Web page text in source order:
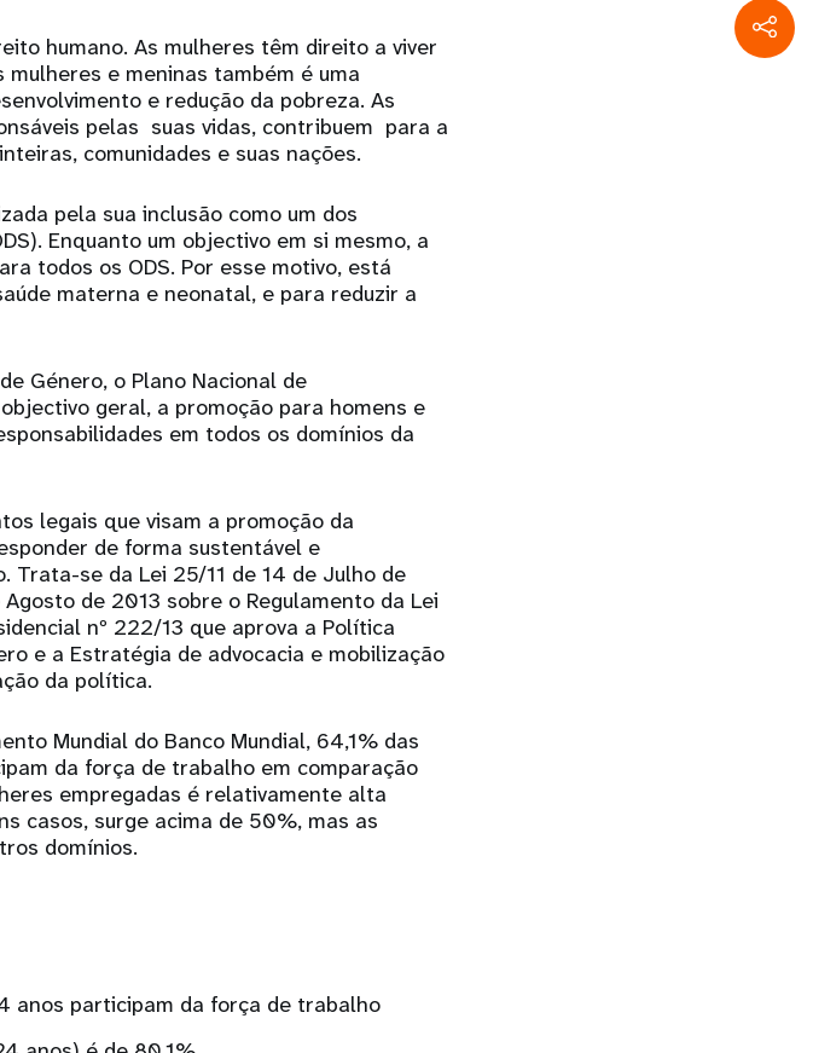
humano. As mulheres têm direito a viver
e meninas também é uma
e redução da pobreza. As
pelas suas vidas, contribuem para a
comunidades e suas nações.
pela sua inclusão como um dos
Enquanto um objectivo em si mesmo, a
todos os ODS. Por esse motivo, está
materna e neonatal, e para reduzir a
Género, o Plano Nacional de
geral, a promoção para homens e
em todos os domínios da
legais que visam a promoção da
de forma sustentável e
Trata-se da Lei 25/11 de 14 de Julho de
de 2013 sobre o Regulamento da Lei
nº 222/13 que aprova a Política
e a Estratégia de advocacia e mobilização
da política.
Mundial do Banco Mundial, 64,1% das
da força de trabalho em comparação
empregadas é relativamente alta
casos, surge acima de 50%, mas as
domínios.
anos participam da força de trabalho